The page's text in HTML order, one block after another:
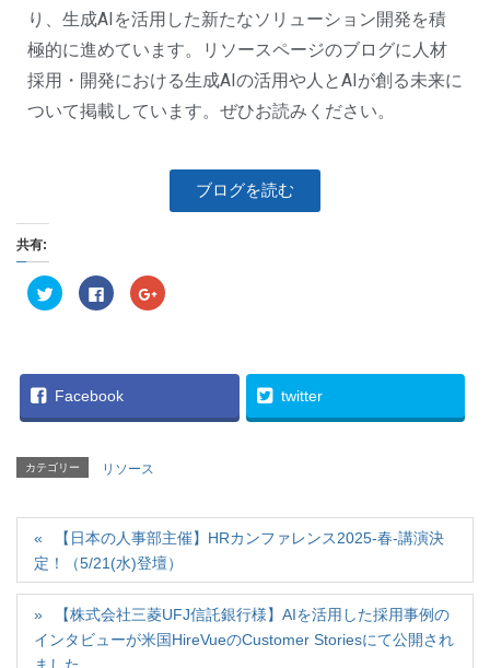
り、生成AIを活用した新たなソリューショ ン開発を積
極的に進めています。リソースページのブログに人材
採用・ 開発における生成AIの活用や人とAIが創る未来に
ついて掲載しています。ぜひお読みください。
ブログを読む
共有:
ク
リ
i
t
t
で
共
い
ウ
ィ
ン
ド
ウ
で
き
F
a
で
共
有
に
は
し
て
く
だ
さ
い
(
し
ク
リ
l
い
ウ
ィ
ン
ド
ウ
で
開
き
Facebook twitter
カテゴリー リソース
【日本の人事部主催】HRカンファレンス2025-春-講演決
定！（5/21(水)登壇）
【株式会社三菱UFJ信託銀行様】AIを活用した採用事例の
インタビューが米国HireVueのCustomer Storiesにて公開され